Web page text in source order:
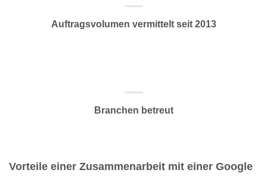
Auftragsvolumen vermittelt seit 2013
Branchen betreut
Vorteile einer Zusammenarbeit mit einer Google